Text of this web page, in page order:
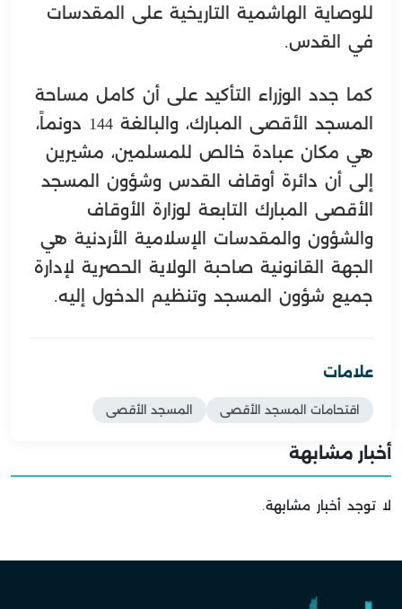
للوصاية الهاشمية التاريخية على المقدسات
في القدس.
كما جدد الوزراء التأكيد على أن كامل مساحة
المسجد الأقصى المبارك، والبالغة 144 دونماً،
هي مكان عبادة خالص للمسلمين، مشيرين
إلى أن دائرة أوقاف القدس وشؤون المسجد
الأقصى المبارك التابعة لوزارة الأوقاف
والشؤون والمقدسات الإسلامية الأردنية هي
الجهة القانونية صاحبة الولاية الحصرية لإدارة
جميع شؤون المسجد وتنظيم الدخول إليه.
علامات
اقتحامات المسجد الأقصى المسجد الأقصى
أخبار مشابهة
لا توجد أخبار مشابهة.